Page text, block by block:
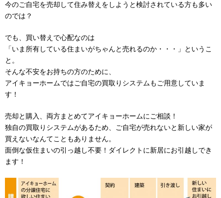
今のご自宅を売却して住み替えをしようと検討されている方も多い
のでは？
でも、買い替えで心配なのは
「いま所有している住まいがちゃんと売れるのか・・・」というこ
と。
そんな不安をお持ちの方のために、
アイキョーホームではご自宅の買取りシステムもご用意していま
す！
売却と購入、両方まとめてアイキョーホームにご相談！
独自の買取りシステムがあるため、ご自宅が売れないと新しい家が
買えないなんてこともありません。
面倒な仮住まいの引っ越し不要！ダイレクトに新居にお引越しでき
ます！